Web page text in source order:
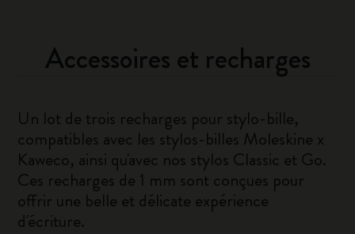
Accessoires et recharges
Un lot de trois recharges pour stylo-bille,
compatibles avec les stylos-billes Moleskine x
Kaweco, ainsi qu'avec nos stylos Classic et Go.
Ces recharges de 1 mm sont conçues pour
offrir une belle et délicate expérience
d'écriture.